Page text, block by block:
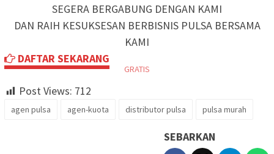
SEGERA BERGABUNG DENGAN KAMI
DAN RAIH KESUKSESAN BERBISNIS PULSA BERSAMA
KAMI
DAFTAR SEKARANG
GRATIS
Post Views: 712
agen pulsa agen-kuota distributor pulsa pulsa murah
SEBARKAN